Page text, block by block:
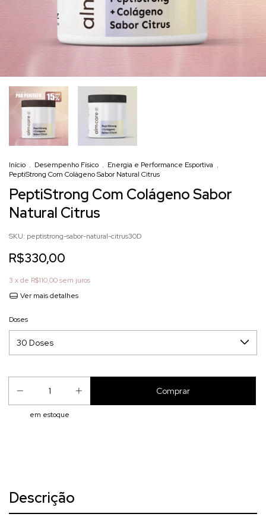
Início . Desempenho Físico . Energia e Performance Esportiva .
PeptiStrong Com Colágeno Sabor Natural Citrus
PeptiStrong Com Colágeno Sabor
Natural Citrus
SKU: peptistrong-sabor-natural-citrus30D
R$330,00
3 x de R$110,00sem juros
Ver mais detalhes
Doses
em estoque
Descrição